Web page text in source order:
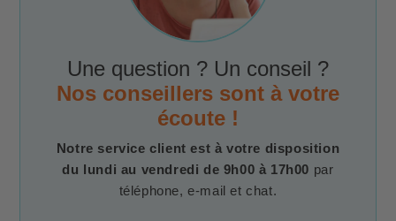
Une question ? Un conseil ?
Nos conseillers sont à votre
écoute !
Notre service client est à votre disposition
du lundi au vendredi de 9h00 à 17h00 par
téléphone, e-mail et chat.